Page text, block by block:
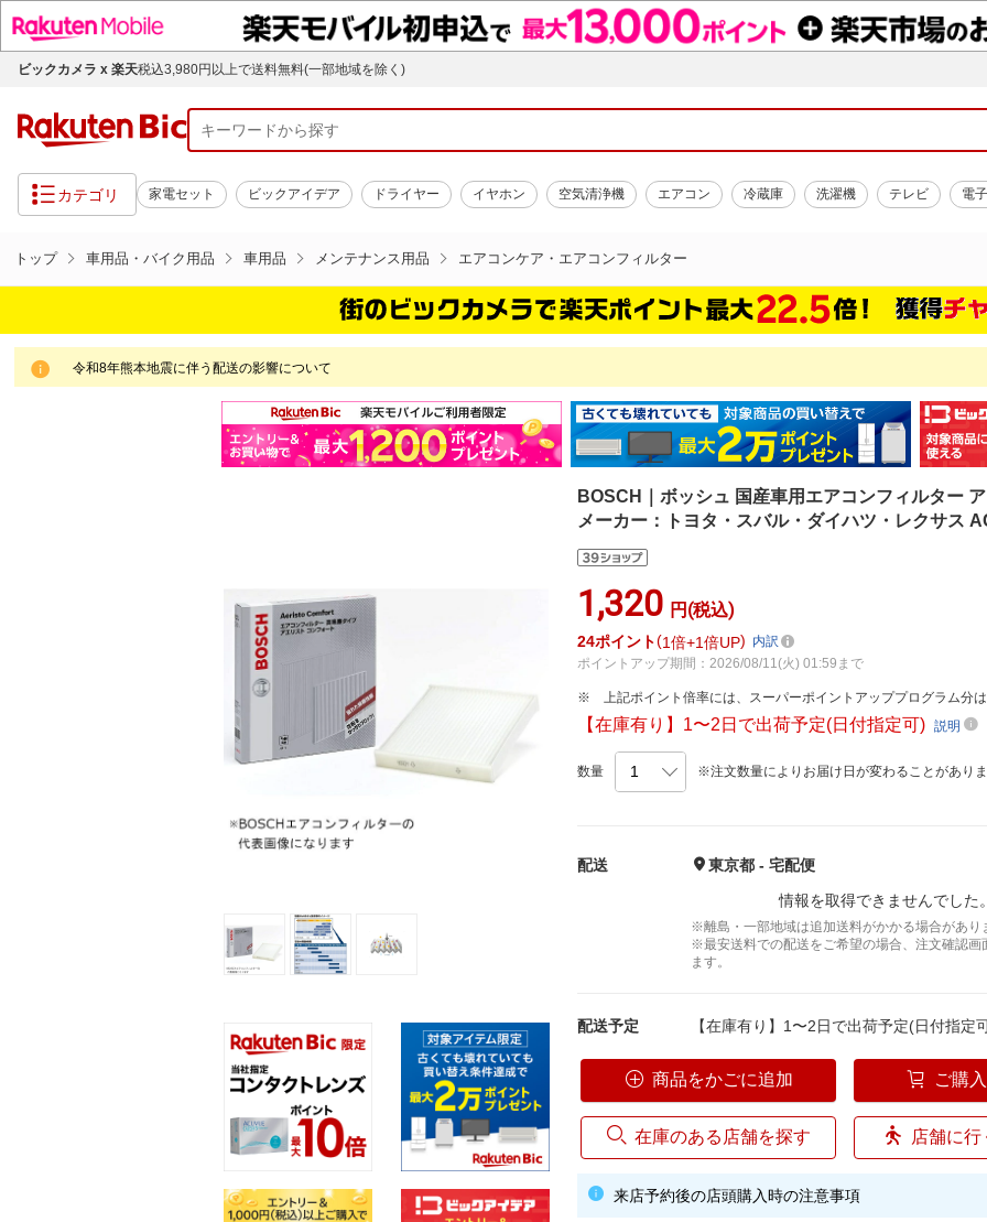
ビックカメラ x 楽天税込3,980円以上で送料無料(一部地域を除く)
カテゴリ 家電セット ビックアイデア ドライヤー イヤホン 空気清浄機 エアコン 冷蔵庫 洗濯機 テレビ 電
トップ 車用品・バイク用品 車用品 メンテナンス用品 エアコンケア・エアコンフィルター
令和8年熊本地震に伴う配送の影響について
BOSCH｜ボッシュ 国産車用エアコンフィルター
メーカー：トヨタ・スバル・ダイハツ・レクサス
1,320 円(税込)
24ポイント 1倍 1倍UP
内訳
ポイントアップ期間：2026/08/11(火) 01:59まで
上記ポイント倍率には、スーパーポイントアッププログラム分
【在庫有り】1〜2日で出荷予定(日付指定可)説明
数量 ※注文数量によりお届け日が変わることがあり
配送
東京都 - 宅配便
情報を取得できませんでし
※離島・一部地域は追加送料がかかる場合があり
※最安送料での配送をご希望の場合、注文確認
ます。
配送予定 【在庫有り】1〜2日で出荷予定(日付指定
商品をかごに追加 ご購
在庫のある店舗を探す 店舗に
来店予約後の店頭購入時の注意事項